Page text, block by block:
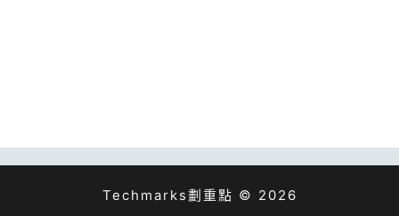
Techmarks劃重點 © 2026